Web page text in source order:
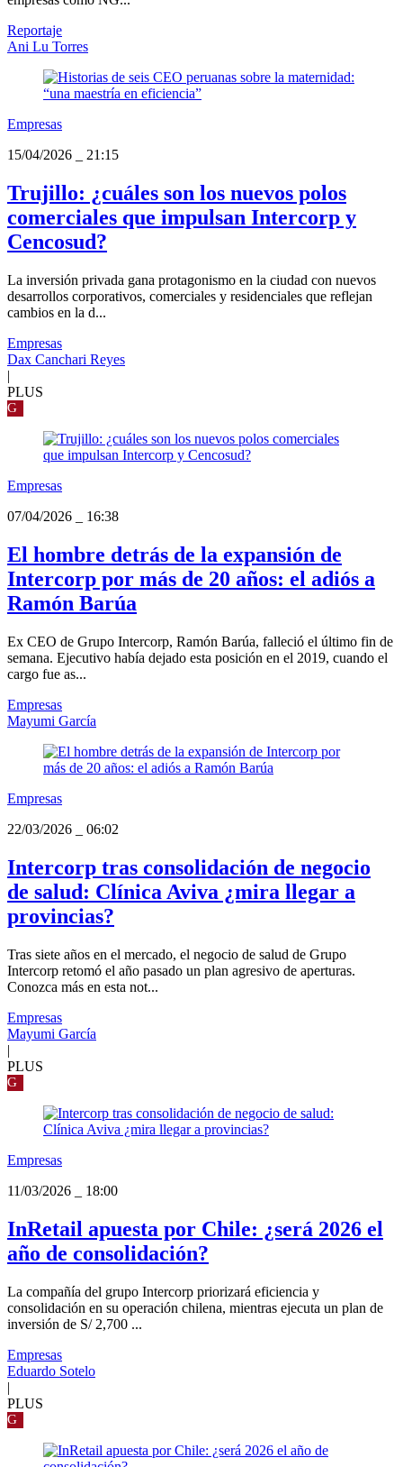
Reportaje
Ani Lu Torres
Empresas
15/04/2026
21:15
Trujillo: ¿cuáles son los nuevos polos
comerciales que impulsan Intercorp y
Cencosud?
La inversión privada gana protagonismo en la ciudad con nuevos
desarrollos corporativos, comerciales y residenciales que reflejan
cambios en la d...
Empresas
Dax Canchari Reyes
|
PLUS
G
Empresas
07/04/2026
16:38
El hombre detrás de la expansión de
Intercorp por más de 20 años: el adiós a
Ramón Barúa
Ex CEO de Grupo Intercorp, Ramón Barúa, falleció el último fin de
semana. Ejecutivo había dejado esta posición en el 2019, cuando el
cargo fue as...
Empresas
Mayumi García
Empresas
22/03/2026
06:02
Intercorp tras consolidación de negocio
de salud: Clínica Aviva ¿mira llegar a
provincias?
Tras siete años en el mercado, el negocio de salud de Grupo
Intercorp retomó el año pasado un plan agresivo de aperturas.
Conozca más en esta not...
Empresas
Mayumi García
|
PLUS
G
Empresas
11/03/2026
18:00
InRetail apuesta por Chile: ¿será 2026 el
año de consolidación?
La compañía del grupo Intercorp priorizará eficiencia y
consolidación en su operación chilena, mientras ejecuta un plan de
inversión de S/ 2,700 ...
Empresas
Eduardo Sotelo
|
PLUS
G